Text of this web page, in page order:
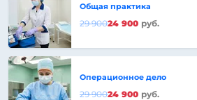
Общая практика
29 90024 900 руб.
Операционное дело
29 90024 900 руб.